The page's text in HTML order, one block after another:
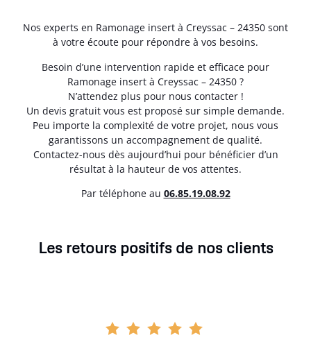
Nos experts en Ramonage insert à Creyssac – 24350 sont
à votre écoute pour répondre à vos besoins.
Besoin d’une intervention rapide et efficace pour
Ramonage insert à Creyssac – 24350 ?
N’attendez plus pour nous contacter !
Un devis gratuit vous est proposé sur simple demande.
Peu importe la complexité de votre projet, nous vous
garantissons un accompagnement de qualité.
Contactez-nous dès aujourd’hui pour bénéficier d’un
résultat à la hauteur de vos attentes.
Par téléphone au 06.85.19.08.92
Les retours positifs de nos clients